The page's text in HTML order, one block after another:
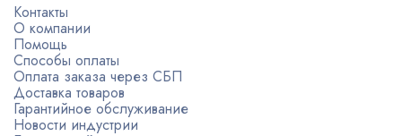
Контакты
О компании
Помощь
Способы оплаты
Оплата заказа через СБП
Доставка товаров
Гарантийное обслуживание
Новости индустрии